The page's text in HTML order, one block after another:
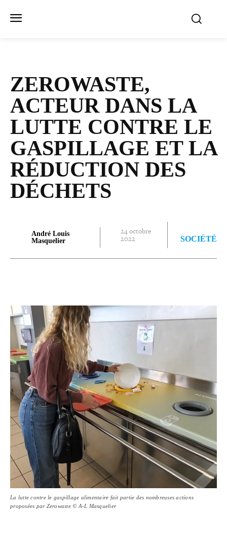
ZEROWASTE,
ACTEUR DANS LA
LUTTE CONTRE LE
GAS­PILLAGE ET LA
RÉDUCTION DES
DÉCHETS
André Louis
Masquelier
24 octobre
2022 SOCIÉTÉ
La lutte contre le gaspillage alimentaire fait partie des nombreuses actions
proposées par Zerowaste © A-L Masquelier